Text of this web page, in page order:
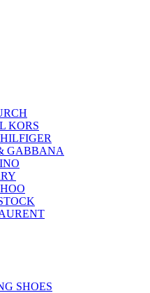
KORS
GABBANA
SHOES